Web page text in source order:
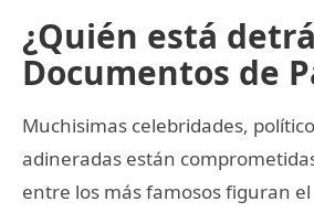
¿Quién está
Documentos de
Muchisimas celebridades,
adineradas están
entre los más famosos figuran